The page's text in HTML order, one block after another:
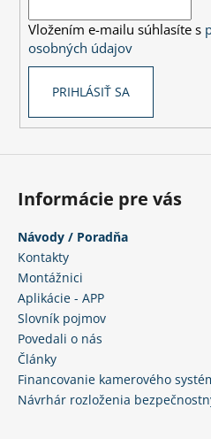
úVložením e-mailu súhlasíte s
osobných údajov
PRIHLÁSIŤ SA
Informácie pre vás
Návody / Poradňa
Kontakty
Montážnici
Aplikácie - APP
Slovník pojmov
Povedali o nás
Články
Financovanie kamerového
Návrhár rozloženia